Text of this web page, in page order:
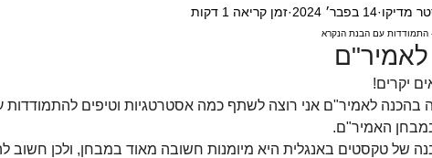
התמודדות עם הבנת הנקרא
מדיקו 14 בפבר׳ 2024 זמן קריאה 1 דקות
יקרים!
בהכנה לאמיר"ם אני רוצה לשתף כמה אסטרטגיות וטיפים
האמיר"ם.
של טקסטים באנגלית היא מיומנות חשובה מאוד במבחן, ולכן חשוב